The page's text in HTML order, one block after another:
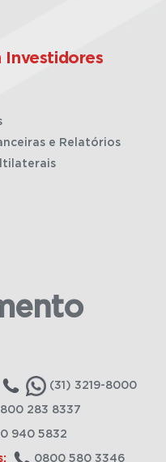
Investidores
e Relatórios
(31) 3219-8000
283 8337
940 5832
0800 580 3346